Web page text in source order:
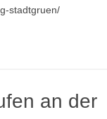
stadtgruen/
an der